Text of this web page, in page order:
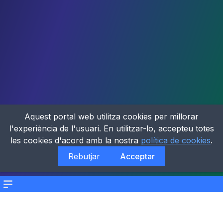
Menu
Aquest portal web utilitza cookies per millorar
l'experiència de l'usuari. En utilitzar-lo, accepteu totes
les cookies d'acord amb la nostra política de cookies.
Rebutjar
Acceptar